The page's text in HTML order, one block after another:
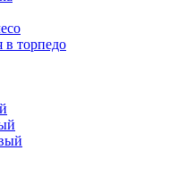
в торпедо